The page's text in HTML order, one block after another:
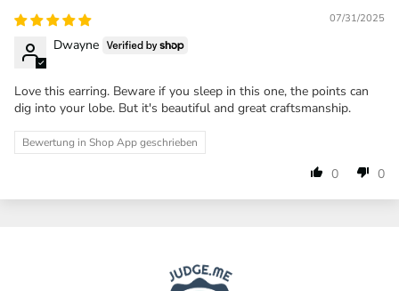
07/31/2025
Dwayne
Love this earring. Beware if you sleep in this one, the points can
dig into your lobe. But it's beautiful and great craftsmanship.
Bewertung in Shop App geschrieben
0 0